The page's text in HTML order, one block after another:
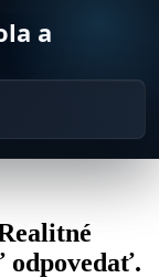
a
odpovedať.